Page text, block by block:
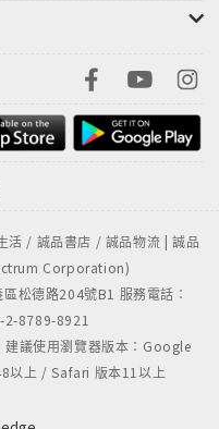
衣設計成「租屋書
生，整個書衣便是大
滿的租屋廣告。總共
背面印了aHsien精美的
下來的話，它便成為
牽紅線推薦
打動，有更多的情緒
/ 誠品書店 / 誠品物流 | 誠品
Corporation)
松德路204號B1 服務電話：
8789-8921
建議使用瀏覽器版本：Google
以上 / Safari 版本11以上